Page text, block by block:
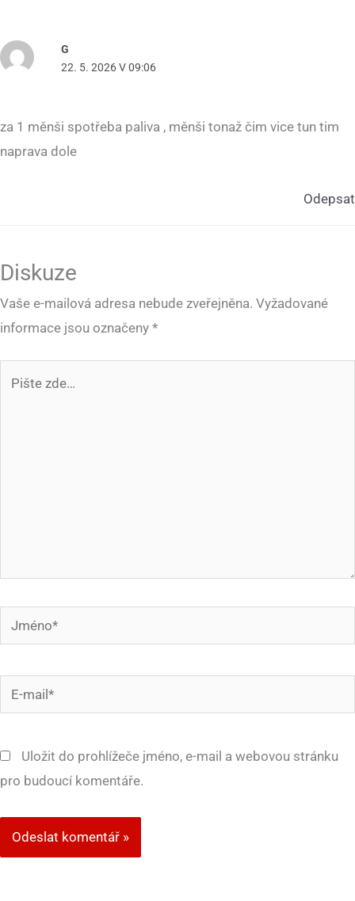
G
22. 5. 2026 V 09:06
za 1 měnši spotřeba paliva , měnši tonaž čim vice tun tim
naprava dole
Odepsat
Diskuze
Vaše e-mailová adresa nebude zveřejněna. Vyžadované
informace jsou označeny *
Jméno*
mail*
Uložit do prohlížeče jméno, e-mail a webovou stránku
pro budoucí komentáře.